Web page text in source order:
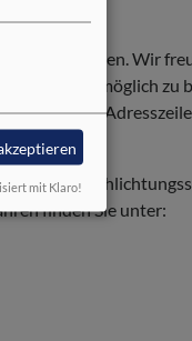
bei uns melden. Wir
schnellstmöglich zu
aus der
an die
finden Sie unter:
mit Klaro!